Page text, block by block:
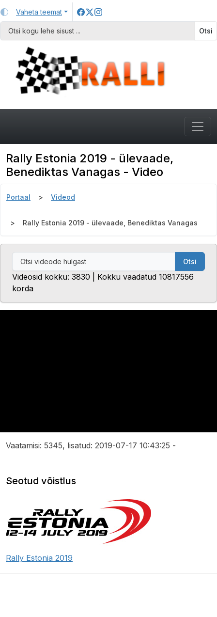
Vaheta teemat
Otsi
Rally Estonia 2019 - ülevaade,
Benediktas Vanagas - Video
Portaal Videod
Rally Estonia 2019 - ülevaade, Benediktas Vanagas
Otsi
Videosid kokku: 3830 | Kokku vaadatud 10817556
korda
Vaatamisi: 5345, lisatud: 2019-07-17 10:43:25 -
Seotud võistlus
Rally Estonia 2019